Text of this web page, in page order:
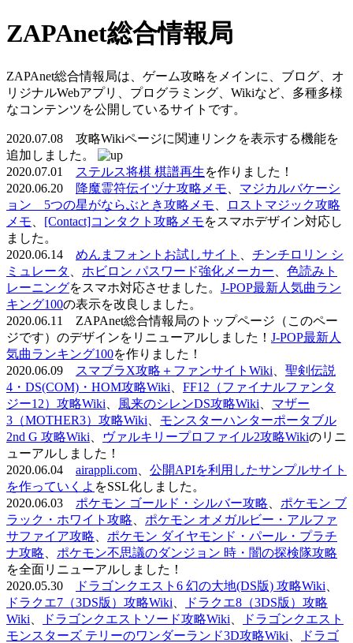
ZAPAnet総合情報局
ZAPAnet総合情報局は、ゲーム攻略をメインに、ブログ、オ
リジナルWebアプリ、プログラミング、Wikiなど、多種多様
なコンテンツを公開しているサイトです。
2020.07.08 攻略Wikiページに関連リンクを表示する機能を
追加しました。
2020.07.01
ステルス将棋 棋譜再生を作りました！
2020.06.20
降魔霊符伝イヅナ攻略メモ
マジカルバケーシ
ョン 5つの星がならぶとき攻略メモ
ロストマジック攻略
メモ
[Contact]コンタクト攻略メモをスマホデザイン対応し
ました。
2020.06.14 めんまフォントお試しサイト
チンチロリン シ
ミュレータ
ホビロン パスワード強化メーカー
色読みト
レーニングをスマホ対応させました。 J-POP最新人気曲ラン
キング100の表示を改良しました。
2020.06.11 ZAPAnet総合情報局のトップページ（このペー
ジです）のデザインをリニューアルしました！ J-POP最新人
気曲ランキング100を作りました！
2020.06.09
スマブラX攻略＋ファンサイトWiki
聖剣伝説
4・DS(COM)・HOM攻略Wiki
FF12（ファイナルファンタ
ジー12）攻略Wiki
風来のシレンDS攻略Wiki
マザー
3（MOTHER3）攻略Wiki
モンスターハンターポータブル
2nd G 攻略Wiki
ヴァルキリープロファイル2攻略Wikiのリニ
ューアルしました！
2020.06.04 airappli.com
公開APIを利用したサンプルサイト
を作っていくよ をSSL化しました。
2020.06.03 ポケモン ゴールド・シルバー攻略
ポケモン ブ
ラック・ホワイト攻略
ポケモン オメガルビー・アルファ
サファイア攻略
ポケモン ダイヤモンド・パール・プラチ
ナ攻略
ポケモン不思議のダンジョン 時・闇の探検隊攻略
を全面リニューアルしました！
2020.05.30
ドラゴンクエスト6 幻の大地(DS版) 攻略Wiki
ドラクエ7（3DS版）攻略Wiki
ドラクエ8（3DS版）攻略
Wiki
ドラゴンクエストソード攻略Wiki
ドラゴンクエスト
モンスターズ テリーのワンダーランド3D攻略Wiki
ドラゴ